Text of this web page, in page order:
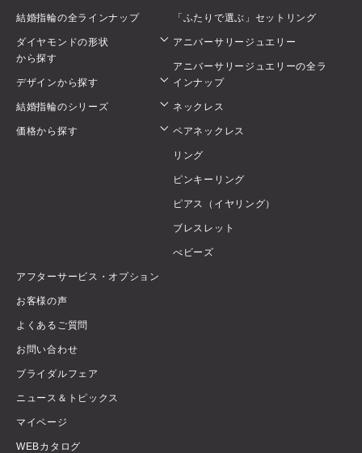
結婚指輪の全ラインナップ
ダイヤモンドの形状
から探す
デザインから探す
結婚指輪のシリーズ
価格から探す
「ふたりで選ぶ」セットリング
アニバーサリージュエリー
アニバーサリージュエリーの全ラ
インナップ
ネックレス
ペアネックレス
リング
ピンキーリング
ピアス（イヤリング）
ブレスレット
べビーズ
アフターサービス・オプション
お客様の声
よくあるご質問
お問い合わせ
ブライダルフェア
ニュース＆トピックス
マイページ
WEBカタログ